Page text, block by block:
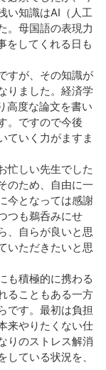
い知識はAI（人工
。母国語の表現力
をしてくれる日も
すが、その知識が
りました。経済学
高度な論文を書い
。ですので今後
ていく力がますま
忙しい先生でした
のため、自由に一
今となっては感謝
つも鵜呑みにせ
、自らが良いと思
いただきたいと思
も積極的に携わる
ることもある一方
です。最初は負担
来やりたくない仕
りのストレス解消
ている状況を、